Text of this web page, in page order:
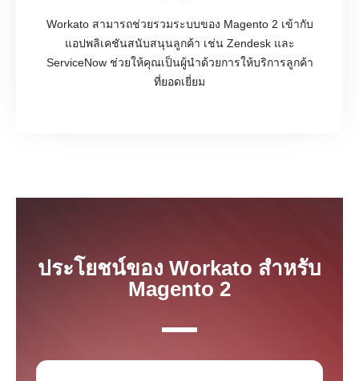
Workato สามารถช่วยรวมระบบของ Magento 2 เข้ากับ
แอปพลิเคชันสนับสนุนลูกค้า เช่น Zendesk และ
ServiceNow ช่วยให้คุณเป็นผู้นำด้วยการให้บริการลูกค้า
ที่ยอดเยี่ยม
ประโยชน์ของ Workato สำหรับ
Magento 2